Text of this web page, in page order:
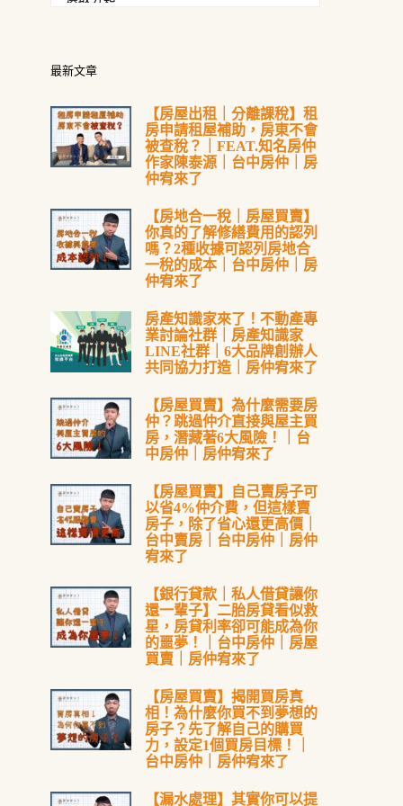
最新文章
【房屋出租｜分離課稅】租
房申請租屋補助，房東不會
被查稅？｜FEAT.知名房仲
作家陳泰源｜台中房仲｜房
仲宥來了
【房地合一稅｜房屋買賣】
你真的了解修繕費用的認列
嗎？2種收據可認列房地合
一稅的成本｜台中房仲｜房
仲宥來了
房產知識家來了！不動產專
業討論社群｜房產知識家
LINE社群｜6大品牌創辦人
共同協力打造｜房仲宥來了
【房屋買賣】為什麼需要房
仲？跳過仲介直接與屋主買
房，潛藏著6大風險！｜台
中房仲｜房仲宥來了
【房屋買賣】自己賣房子可
以省4%仲介費，但這樣賣
房子，除了省心還更高價｜
台中賣房｜台中房仲｜房仲
宥來了
【銀行貸款｜私人借貸讓你
還一輩子】二胎房貸看似救
星，房貸利率卻可能成為你
的噩夢！｜台中房仲｜房屋
買賣｜房仲宥來了
【房屋買賣】揭開買房真
相！為什麼你買不到夢想的
房子？先了解自己的購買
力，設定1個買房目標！｜
台中房仲｜房仲宥來了
【漏水處理】其實你可以提